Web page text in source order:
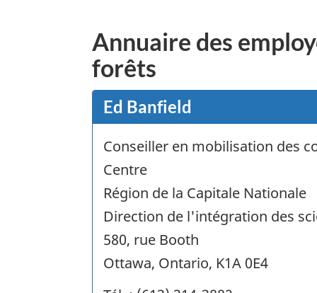
Annuaire des
forêts
Ed Banfield
Conseiller en mobilisation des
Centre
Région de la Capitale Nationale
Direction de l'intégration des
580, rue Booth
Ottawa, Ontario, K1A 0E4